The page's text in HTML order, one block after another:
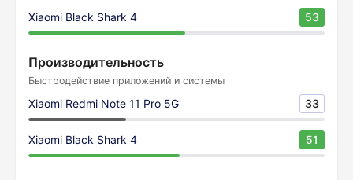
Xiaomi Black Shark 4 53
Производительность
Быстродействие приложений и системы
Xiaomi Redmi Note 11 Pro 5G 33
Xiaomi Black Shark 4 51